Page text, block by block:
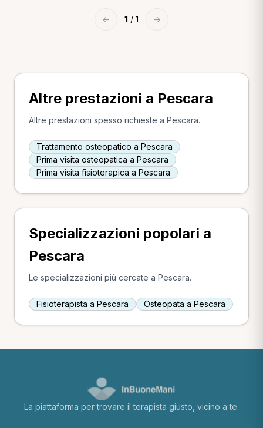
← 1 / 1 →
Altre prestazioni a Pescara
Altre prestazioni spesso richieste a Pescara.
Trattamento osteopatico a Pescara
Prima visita osteopatica a Pescara
Prima visita fisioterapica a Pescara
Specializzazioni popolari a
Pescara
Le specializzazioni più cercate a Pescara.
Fisioterapista a Pescara Osteopata a Pescara
La piattaforma per trovare il terapista giusto, vicino a te.